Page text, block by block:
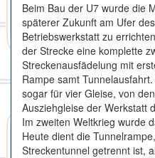
Beim Bau der U7 wurde die
späterer Zukunft am Ufer
Betriebswerkstatt zu
der Strecke eine komplette
Streckenausfädelung mit
Rampe samt
sogar für vier Gleise, von
Ausziehgleise der Werkstatt
Im zweiten Weltkrieg wurde
Heute dient die
Streckentunnel getrennt ist,